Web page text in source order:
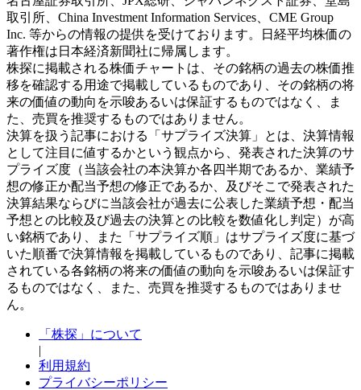
取引所、China Investment Information Services、CME Group
Inc. 等からの情報の提供を受けております。日経平均株価の
著作権は日本経済新聞社に帰属します。
株探に掲載される株価チャートは、その銘柄の過去の株価推
移を確認する用途で掲載しているものであり、その銘柄の将
来の価値の動向を示唆あるいは保証するものではなく、ま
た、売買を推奨するものではありません。
決算を扱う記事における「サプライズ決算」とは、決算情報
として注目に値するかという観点から、発表された決算のサ
プライズ度（当該会社の本決算か各四半期であるか、業績予
想の修正か配当予想の修正であるか、及びそこで発表された
決算結果ならびに当該会社が過去に公表した業績予想・配当
予想との比較及び過去の決算との比較を数値化し判定）が高
い銘柄であり、また「サプライズ順」はサプライズ度に基づ
いた順番で決算情報を掲載しているものであり、記事に掲載
されている各銘柄の将来の価値の動向を示唆あるいは保証す
るものではなく、また、売買を推奨するものではありませ
ん。
「株探」について
|
利用規約
プライバシーポリシー